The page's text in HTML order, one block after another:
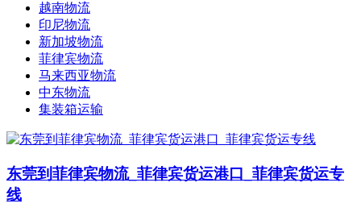
越南物流
印尼物流
新加坡物流
菲律宾物流
马来西亚物流
中东物流
集装箱运输
东莞到菲律宾物流_菲律宾货运港口_菲律宾货运专
线